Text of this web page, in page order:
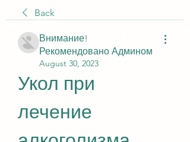
Back
Внимание!
Рекомендовано Админом
August 30, 2023
Укол при
лечение